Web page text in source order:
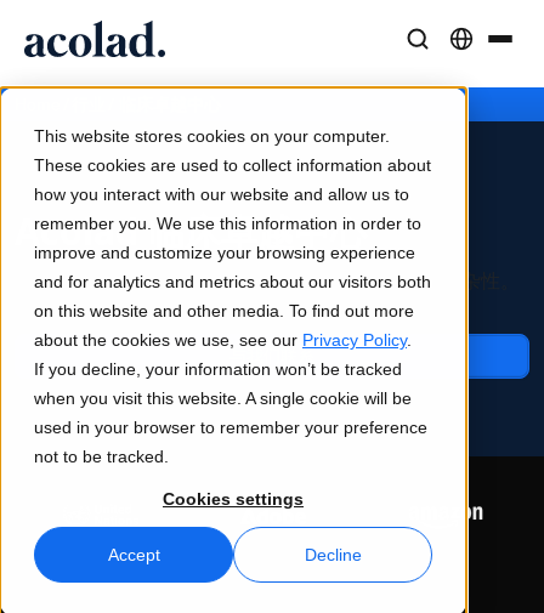
This website stores cookies on your computer.
These cookies are used to collect information about
how you interact with our website and allow us to
remember you. We use this information in order to
improve and customize your browsing experience
and for analytics and metrics about our visitors both
on this website and other media. To find out more
about the cookies we use, see our Privacy Policy.
If you decline, your information won’t be tracked
when you visit this website. A single cookie will be
used in your browser to remember your preference
not to be tracked.
Cookies settings
Accept Decline
翻译
AI 速度，人类精度
口译服务
随时随地无缝沟通
媒体与娱乐
让故事出现在每个屏幕上
咨询与外包
Lia Translate
即时品牌一致翻译
连接能力
简化的工作流集成
AI 同声传译
实时语音翻译
成功案例
来自客户的真实成果
文章
专家对全球内容的见解
电子书
深度指南与策略
关于 Acolad
可持续发展
合作伙伴
新闻
Acolad 临床卓越中心
借助语言专家的专业知识，降低大规模临床试验的复杂性。